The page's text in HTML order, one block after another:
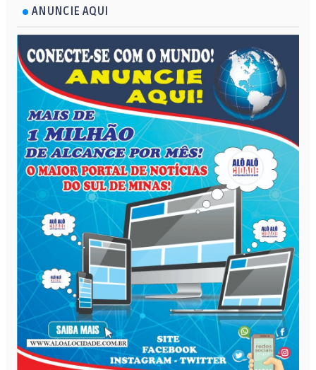
ANUNCIE AQUI